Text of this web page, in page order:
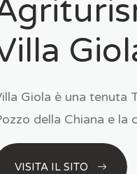
Giola è una tenuta
della Chiana e la
VISITA IL SITO